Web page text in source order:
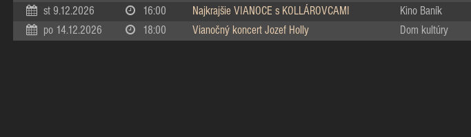
st 9.12.2026 16:00 Najkrajšie VIANOCE s KOLLÁROVCAMI Kino Baník
po 14.12.2026 18:00 Vianočný koncert Jozef Holly Dom kultúry